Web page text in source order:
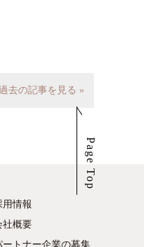
去の記事を見る »
Page Top
用情報
社概要
ートナー企業の募集